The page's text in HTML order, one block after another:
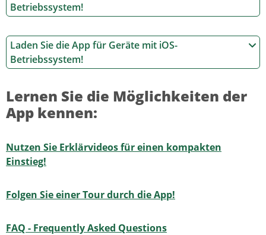
Betriebssystem!
Laden Sie die App für Geräte mit iOS-
Betriebssystem!
Lernen Sie die Möglichkeiten der
App kennen:
Nutzen Sie Erklärvideos für einen kompakten
Einstieg!
Folgen Sie einer Tour durch die App!
FAQ - Frequently Asked Questions